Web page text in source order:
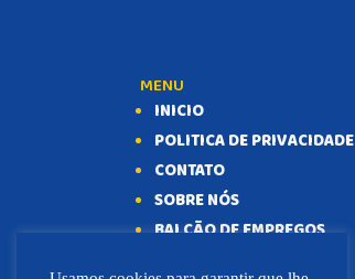
MENU
INICIO
POLITICA DE PRIVACIDADE
CONTATO
SOBRE NÓS
BALCÃO DE EMPREGOS